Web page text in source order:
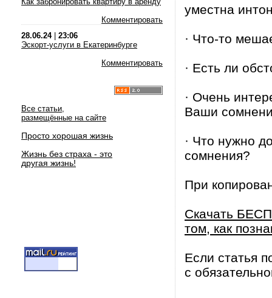
Комментировать
28.06.24| 23:06
Эскорт-услуги в Екатеринбурге
Комментировать
Все статьи,
размещённые на сайте
Просто хорошая жизнь
Жизнь без страха - это
другая жизнь!
уместна
· Что-то
· Есть ли
· Очень
Ваши
· Что нужно
сомнения?
При
Скачать
том, как
Если статья
с